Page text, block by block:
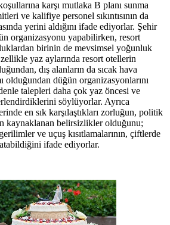
karşı mutlaka B planı sunma
ve kalifiye personel sıkıntısının da
yerini aldığını ifade ediyorlar. Şehir
organizasyonu yapabilirken, resort
birinin de mevsimsel yoğunluk
yaz aylarında resort otellerin
dış alanların da sıcak hava
olduğundan düğün organizasyonlarını
talepleri daha çok yaz öncesi ve
söylüyorlar. Ayrıca
en sık karşılaştıkları zorluğun, politik
kaynaklanan belirsizlikler olduğunu;
ve uçuş kısıtlamalarının, çiftlerde
ifade ediyorlar.